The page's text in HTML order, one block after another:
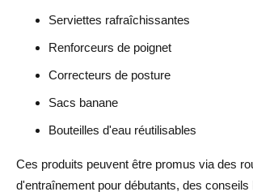
Serviettes rafraîchissantes
Renforceurs de poignet
Correcteurs de posture
Sacs banane
Bouteilles d'eau réutilisables
Ces produits peuvent être promus via des
d'entraînement pour débutants, des conseils